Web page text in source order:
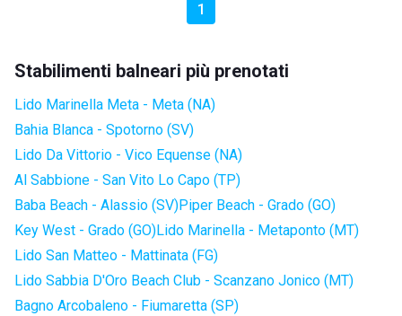
1
Stabilimenti balneari più prenotati
Lido Marinella Meta - Meta (NA)
Bahia Blanca - Spotorno (SV)
Lido Da Vittorio - Vico Equense (NA)
Al Sabbione - San Vito Lo Capo (TP)
Baba Beach - Alassio (SV)Piper Beach - Grado (GO)
Key West - Grado (GO)Lido Marinella - Metaponto (MT)
Lido San Matteo - Mattinata (FG)
Lido Sabbia D'Oro Beach Club - Scanzano Jonico (MT)
Bagno Arcobaleno - Fiumaretta (SP)